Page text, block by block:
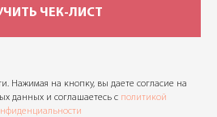
ЧЕК-ЛИСТ
Нажимая на кнопку, вы даете согласие на
данных и соглашаетесь c политикой